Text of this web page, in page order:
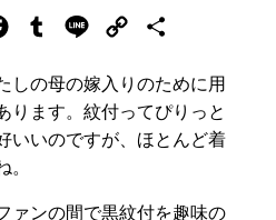
Facebook
Tumblr Line
Copy
しの母の嫁入りのために用
ります。紋付ってぴりっと
いいのですが、ほとんど着
ァンの間で黒紋付を趣味の